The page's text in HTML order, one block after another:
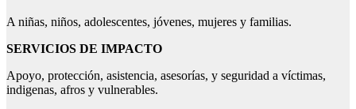
A niñas, niños, adolescentes, jóvenes, mujeres y familias.
SERVICIOS DE IMPACTO
Apoyo, protección, asistencia, asesorías, y seguridad a víctimas,
indigenas, afros y vulnerables.